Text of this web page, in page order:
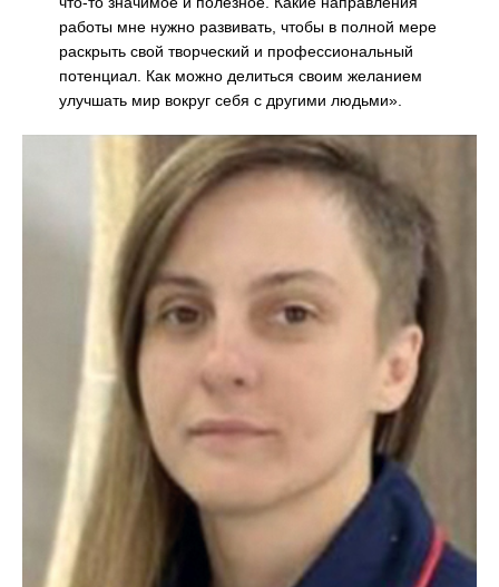
работы мне нужно развивать, чтобы в полной мере
раскрыть свой творческий и профессиональный
потенциал. Как можно делиться своим желанием
улучшать мир вокруг себя с другими людьми».